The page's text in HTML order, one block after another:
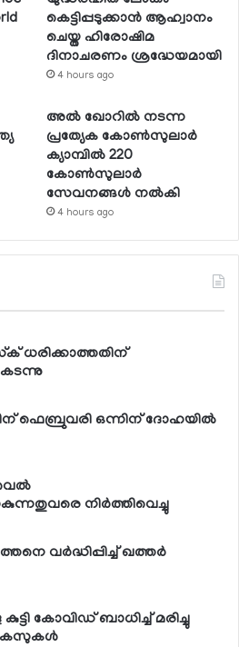
കെട്ടിപ്പടുക്കാന്‍ ആഹ്വാനം
ചെയ്ത ഹിരോഷിമ
ദിനാചരണം ശ്രദ്ധേയമായി
4 hours ago
അല്‍ ഖോറില്‍ നടന്ന
പ്രത്യേക കോണ്‍സുലാര്‍
ക്യാമ്പില്‍ 220
കോണ്‍സുലാര്‍
സേവനങ്ങള്‍ നല്‍കി
4 hours ago
ധരിക്കാത്തതിന്
കടന്നു
ഫെബ്രുവരി ഒന്നിന് ദോഹയില്‍
നിര്‍ത്തിവെച്ചു
വര്‍ദ്ധിപ്പിച്ച് ഖത്തര്‍
കോവിഡ് ബാധിച്ച് മരിച്ചു